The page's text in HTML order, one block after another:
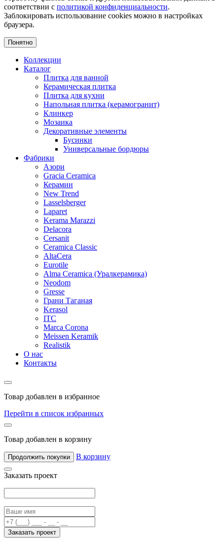
соответствии с политикой конфиденциальности.
Заблокировать использование cookies можно в настройках
браузера.
Понятно
Коллекции
Каталог
Плитка для ванной
Керамическая плитка
Плитка для кухни
Напольная плитка (керамогранит)
Клинкер
Мозаика
Декоративные элементы
Бусинки
Универсальные бордюры
Фабрики
Азори
Gracia Ceramica
Керамин
New Trend
Lasselsberger
Laparet
Kerama Marazzi
Delacora
Cersanit
Ceramica Classic
AltaCera
Eurotile
Alma Ceramica (Уралкерамика)
Neodom
Gresse
Грани Таганая
Kerasol
ITC
Marca Corona
Meissen Keramik
Realistik
О нас
Контакты
Товар добавлен в избранное
Перейти в список избранных
Товар добавлен в корзину
Продолжить покупки В корзину
Заказать проект
Заказать проект